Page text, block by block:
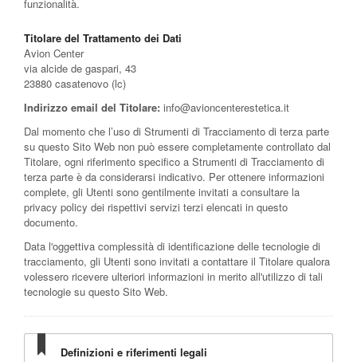
funzionalità.
Titolare del Trattamento dei Dati
Avion Center
via alcide de gaspari, 43
23880 casatenovo (lc)
Indirizzo email del Titolare: info@avioncenterestetica.it
Dal momento che l’uso di Strumenti di Tracciamento di terza parte
su questo Sito Web non può essere completamente controllato dal
Titolare, ogni riferimento specifico a Strumenti di Tracciamento di
terza parte è da considerarsi indicativo. Per ottenere informazioni
complete, gli Utenti sono gentilmente invitati a consultare la
privacy policy dei rispettivi servizi terzi elencati in questo
documento.
Data l'oggettiva complessità di identificazione delle tecnologie di
tracciamento, gli Utenti sono invitati a contattare il Titolare qualora
volessero ricevere ulteriori informazioni in merito all'utilizzo di tali
tecnologie su questo Sito Web.
Definizioni e riferimenti legali